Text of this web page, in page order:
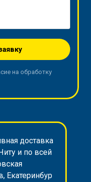
на обработку
доставка
и по всей
Екатеринбур